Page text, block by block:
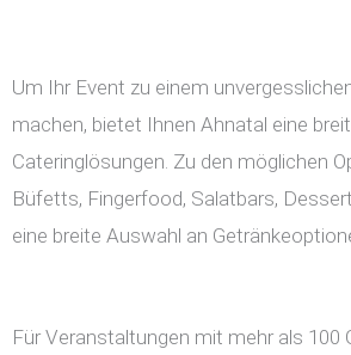
Um Ihr Event zu einem
machen, bietet Ihnen Ahnatal eine
Cateringlösungen. Zu den möglichen
Büfetts, Fingerfood, Salatbars,
eine breite Auswahl an
Für Veranstaltungen mit mehr als 100